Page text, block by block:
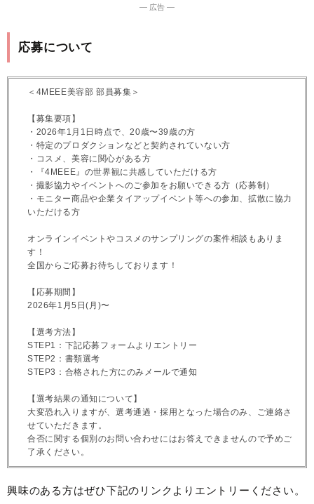
― 広告 ―
応募について
＜4MEEE美容部 部員募集＞
【募集要項】
・2026年1月1日時点で、20歳〜39歳の方
・特定のプロダクションなどと契約されていない方
・コスメ、美容に関心がある方
・『4MEEE』の世界観に共感していただける方
・撮影協力やイベントへのご参加をお願いできる方（応募制）
・モニター商品や企業タイアップイベント等への参加、拡散に協力
いただける方
オンラインイベントやコスメのサンプリングの案件相談もありま
す！
全国からご応募お待ちしております！
【応募期間】
2026年1月5日(月)〜
【選考方法】
STEP1：下記応募フォームよりエントリー
STEP2：書類選考
STEP3：合格された方にのみメールで通知
【選考結果の通知について】
大変恐れ入りますが、選考通過・採用となった場合のみ、ご連絡さ
せていただきます。
合否に関する個別のお問い合わせにはお答えできませんので予めご
了承ください。
興味のある方はぜひ下記のリンクよりエントリーください。